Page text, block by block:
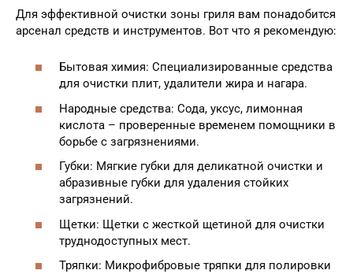
Для эффективной очистки зоны гриля вам понадобится
арсенал средств и инструментов. Вот что я рекомендую:
Бытовая химия: Специализированные средства
для очистки плит, удалители жира и нагара.
Народные средства: Сода, уксус, лимонная
кислота – проверенные временем помощники в
борьбе с загрязнениями.
Губки: Мягкие губки для деликатной очистки и
абразивные губки для удаления стойких
загрязнений.
Щетки: Щетки с жесткой щетиной для очистки
труднодоступных мест.
Тряпки: Микрофибровые тряпки для полировки